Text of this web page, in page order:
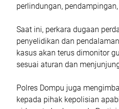
perlindungan,
Saat ini, perkara dugaan
penyelidikan dan
kasus akan terus dimonitor
sesuai aturan dan
Polres Dompu juga
kepada pihak kepolisian